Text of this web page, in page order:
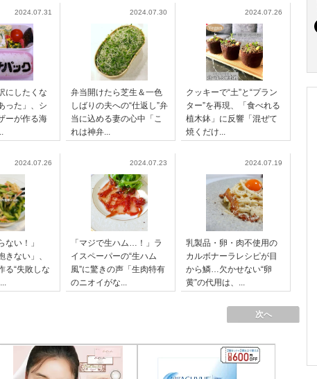
2024.07.31
にしたくな
った」、シ
ーが作る海
2024.07.30
弁当開けたら芝生＆一色
しばりの夫への“仕返し”弁
当に込める妻の心中「こ
れは神弁...
2024.07.26
クッキーで“土”と“プラン
ター”を再現、「食べれる
植木鉢」に反響「混ぜて
焼くだけ...
2024.07.26
ない！」
きない」、
る“失敗しな
2024.07.23
「マジで生ハム…！」ラ
イスペーパーの“生ハム
風”に驚きの声「生肉特有
のニオイがな...
2024.07.19
乳製品・卵・肉不使用の
カルボナーラレシピが目
から鱗…欠かせない“卵
黄”の代用は、...
次へ